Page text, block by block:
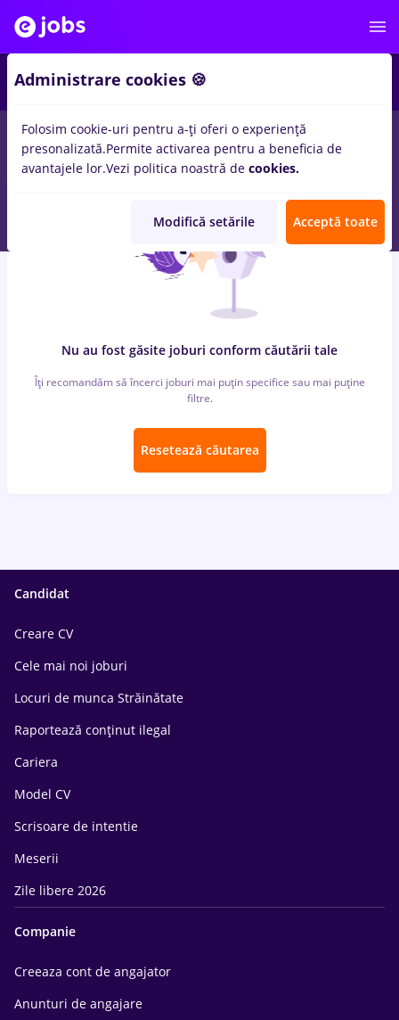
locuri de muncacu salarii rusia, Part time inCluj-Napoca
pentruStudent, Entry-Level (< 2 ani)inBanci
Nu au fost găsite joburi conform căutării tale
Îți recomandăm să încerci joburi mai puțin specifice sau mai puține
filtre.
Resetează căutarea
Candidat
Creare CV
Cele mai noi joburi
Locuri de munca Străinătate
Raportează conținut ilegal
Cariera
Model CV
Scrisoare de intentie
Meserii
Zile libere 2026
Companie
Creeaza cont de angajator
Anunturi de angajare
Administrare cookies 🍪
Folosim cookie-uri pentru a-ți oferi o experiență
presonalizată.Permite activarea pentru a beneficia de
avantajele lor.Vezi politica noastră de cookies.
Modifică setările Acceptă toate